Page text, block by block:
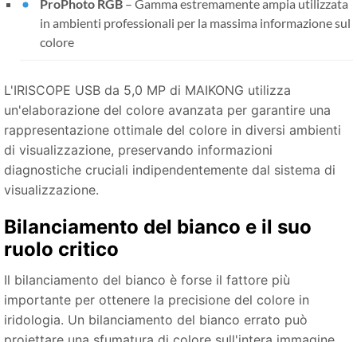
ProPhoto RGB – Gamma estremamente ampia utilizzata
in ambienti professionali per la massima informazione sul
colore
L'IRISCOPE USB da 5,0 MP di MAIKONG utilizza
un'elaborazione del colore avanzata per garantire una
rappresentazione ottimale del colore in diversi ambienti
di visualizzazione, preservando informazioni
diagnostiche cruciali indipendentemente dal sistema di
visualizzazione.
Bilanciamento del bianco e il suo
ruolo critico
Il bilanciamento del bianco è forse il fattore più
importante per ottenere la precisione del colore in
iridologia. Un bilanciamento del bianco errato può